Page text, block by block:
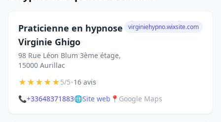
Praticienne en hypnose
Virginie Ghigo
98 Rue Léon Blum 3ème étage,
15000 Aurillac
virginiehypno.wixsite.com
★★★★★5/5•16 avis
📞+33648371883🌐Site web 📍 Google Maps